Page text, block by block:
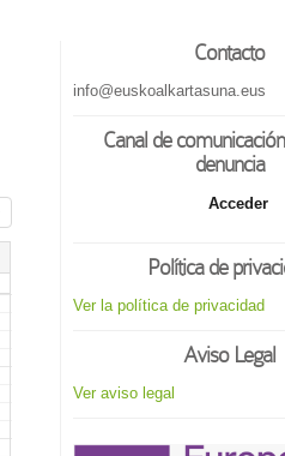
Contacto
info@euskoalkartasuna.eus
Canal de
denuncia
Acceder
Política de
Ver la política de privacidad
Aviso Legal
Ver aviso legal